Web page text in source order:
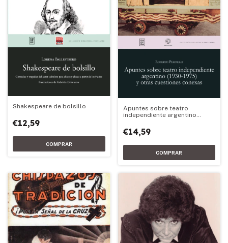
Shakespeare de bolsillo
€12,59
Apuntes sobre teatro
independiente argentino
conexas
€14,59